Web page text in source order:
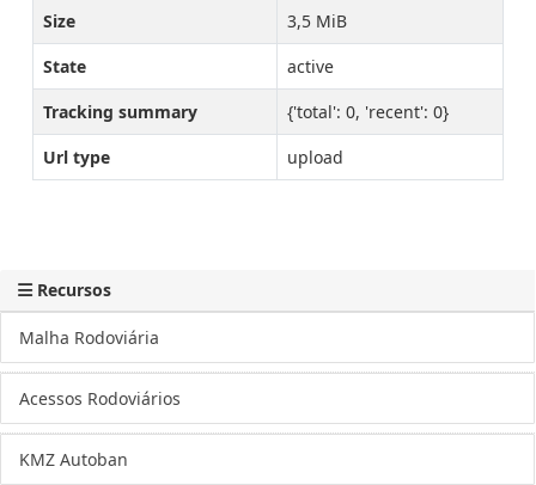
Recursos
Malha Rodoviária
Acessos Rodoviários
KMZ Autoban
Size
3,5 MiB
State
active
Tracking summary
{'total': 0, 'recent': 0}
Url type
upload